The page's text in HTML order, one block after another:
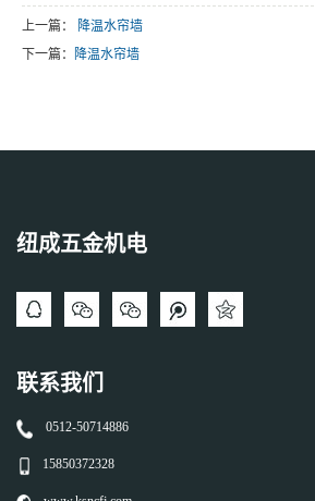
上一篇：
降温水帘墙
下一篇：
降温水帘墙
纽成五金机电
联系我们
0512-50714886
15850372328